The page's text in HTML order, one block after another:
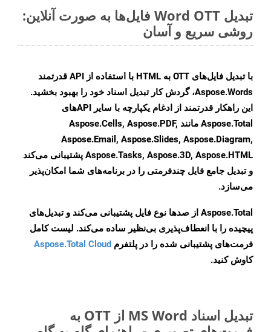
تبدیل Word OTT فایل‌ها به صورت آنلاین:
روشی سریع و آسان
با تبدیل فایل‌های OTT به HTML با استفاده از API قدرتمند
Aspose.Words، گردش کار تبدیل اسناد خود را بهبود بخشید.
این راهکار قدرتمند از ادغام یکپارچه با سایر APIهای
Aspose.Total مانند Aspose.Cells, Aspose.PDF,
Aspose.Email, Aspose.Slides, Aspose.Diagram,
Aspose.Tasks, Aspose.3D, Aspose.HTML پشتیبانی می‌کند
و تبدیل جامع فایل چندفرمتی را در برنامه‌های شما امکان‌پذیر
می‌سازد.
Aspose.Total از صدها نوع فایل پشتیبانی می‌کند و تبدیل‌های
پیچیده را با انعطاف‌پذیری بی‌نظیر ساده می‌کند. لیست کامل
فرمت‌های پشتیبانی شده را در پلتفرم Aspose.Total Cloud
کاوش کنید.
تبدیل اسناد MS Word از OTT به